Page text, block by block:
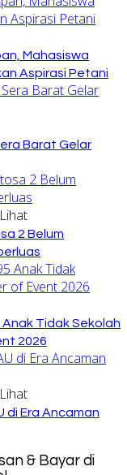
Mahasiswa
Aspirasi Petani
Barat Gelar
2 Belum
Anak Tidak Sekolah
2026
di Era Ancaman
& Bayar di